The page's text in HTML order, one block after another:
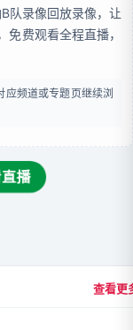
队录像回放录像，让
费观看全程直播，
频道或专题页继续浏
播
查看更